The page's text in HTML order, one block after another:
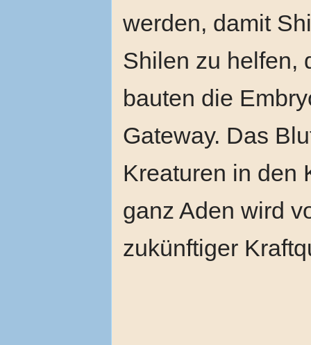
werden, damit
Shilen zu helfen,
bauten die
Gateway. Das
Kreaturen in den
ganz Aden wird
zukünftiger